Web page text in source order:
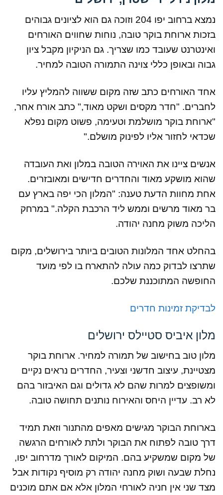
נמצא ברחוב יפו 204 וזוכה גם הוא לציונים גבוהים
בזכות ארוחת בוקר טובה, נוחות שחווים האורחים
ואינטרנט שעובד כמו שצריך. גם הניקיון מקבל ציון
גבוה ובאופן כללי צוינה התמורה הטובה למחיר.
אחד האורחים כתב שזה מקום ששווה להמליץ עליו
לחברים. "חדר מקסים ושקט מאוד," כתב אורח אחר,
"ארוחת בוקר מושלמת וטעימה, פשוט מקום נפלא
שכדאי לחזור אליו לפינוק מושלם."
אנשים ציינו את האוירה הטובה במלון ואת העובדה
שהוא מושקע מאוד והחדרים חדישים ומאובזרים.
אחת מחוות הדעת טענה: "המלון הכי יפה בארץ עם
בר מאוד מרשים וממש ליד הרכבת הקלה." במרחק
הליכה משוק מחנה יהודה.
בהחלט אחד המלונות הטובים ביותר בירושלים, מקום
שתרצו לבדוק כמה עולה להתארח בו לפי מועד
החופשה המתוכננת שלכם.
לבדיקת זמינות חדרים
מלון איביס סטיילס ירושלים
מלון טוב בחישוב של תמורה למחיר. ארוחת בוקר
מצטיינת, עיצוב חדשני וצעיר, החדרים נראים נקיים
ומשופצים למרות שהם לא גדולים וגם האיבזור בהם
לא רב. עדיין היחס והאירוח נותנים תחושה טובה.
בארוחת הבוקר מגישים מאפים מהתנור וזאת תמיד
דרך טובה לפתוח את הבוקר ולתת לאורחים הרגשה
של מקום שמשקיע בהם. המיקום לאורך מדרחוב יפו,
נחלת שבעה ושוק מחנה יהודה רק מוסיף נקודות אבל
מצד שני אין חניה לאורחי המלון אלא אם אתם מוכנים